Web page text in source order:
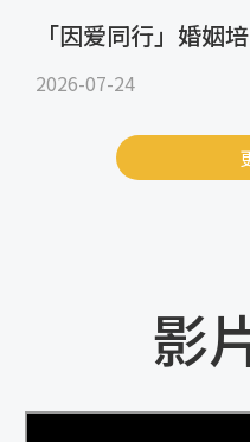
「因爱同行」婚姻
2026-07-24
影